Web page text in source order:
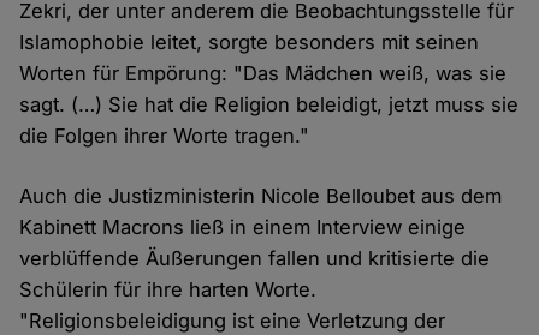
Zekri, der unter anderem die Beobachtungsstelle für
Islamophobie leitet, sorgte besonders mit seinen
Worten für Empörung: "Das Mädchen weiß, was sie
sagt. (…) Sie hat die Religion beleidigt, jetzt muss sie
die Folgen ihrer Worte tragen."
Auch die Justizministerin Nicole Belloubet aus dem
Kabinett Macrons ließ in einem Interview einige
verblüffende Äußerungen fallen und kritisierte die
Schülerin für ihre harten Worte.
"Religionsbeleidigung ist eine Verletzung der